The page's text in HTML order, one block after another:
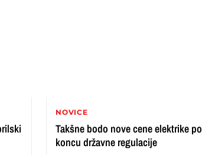
NOVICE
Takšne bodo nove cene elektrike po
koncu državne regulacije